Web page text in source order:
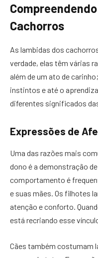
Cachorros
As lambidas dos
verdade, elas têm várias
além de um ato de
instintos e até o
diferentes significados
Expressões de
Uma das razões mais
dono é a demonstração
comportamento é
e suas mães. Os filhotes
atenção e conforto.
está recriando esse
Cães também costumam